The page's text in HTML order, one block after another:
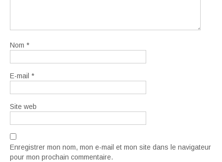
Nom *
E-mail *
Site web
Enregistrer mon nom, mon e-mail et mon site dans le navigateur
pour mon prochain commentaire.